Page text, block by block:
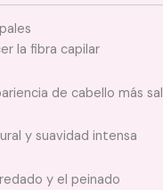
la fibra capilar
de cabello más
y suavidad intensa
y el peinado